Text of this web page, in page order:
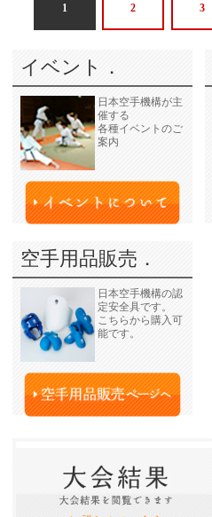
1 2 3
イベント．
日本空手機構が主
催する
各種イベントのご
案内
空手用品販売．
日本空手機構の認
定安全具です。
こちらから購入可
能です。